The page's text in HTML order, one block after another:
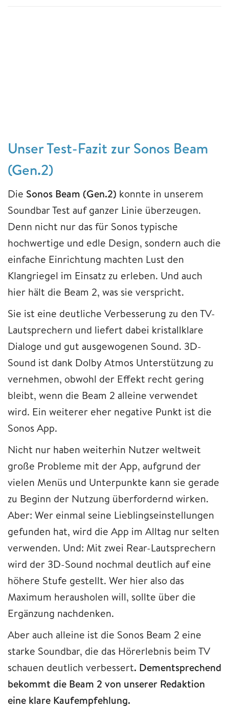
Unser Test-Fazit zur Sonos Beam
(Gen.2)
Die Sonos Beam (Gen.2) konnte in unserem
Soundbar Test auf ganzer Linie überzeugen.
Denn nicht nur das für Sonos typische
hochwertige und edle Design, sondern auch die
einfache Einrichtung machten Lust den
Klangriegel im Einsatz zu erleben. Und auch
hier hält die Beam 2, was sie verspricht.
Sie ist eine deutliche Verbesserung zu den TV-
Lautsprechern und liefert dabei kristallklare
Dialoge und gut ausgewogenen Sound. 3D-
Sound ist dank Dolby Atmos Unterstützung zu
vernehmen, obwohl der Effekt recht gering
bleibt, wenn die Beam 2 alleine verwendet
wird. Ein weiterer eher negative Punkt ist die
Sonos App.
Nicht nur haben weiterhin Nutzer weltweit
große Probleme mit der App, aufgrund der
vielen Menüs und Unterpunkte kann sie gerade
zu Beginn der Nutzung überfordernd wirken.
Aber: Wer einmal seine Lieblingseinstellungen
gefunden hat, wird die App im Alltag nur selten
verwenden. Und: Mit zwei Rear-Lautsprechern
wird der 3D-Sound nochmal deutlich auf eine
höhere Stufe gestellt. Wer hier also das
Maximum herausholen will, sollte über die
Ergänzung nachdenken.
Aber auch alleine ist die Sonos Beam 2 eine
starke Soundbar, die das Hörerlebnis beim TV
schauen deutlich verbessert. Dementsprechend
bekommt die Beam 2 von unserer Redaktion
eine klare Kaufempfehlung.